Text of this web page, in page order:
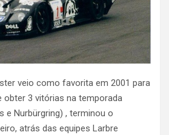
veio como favorita em 2001 para
obter 3 vitórias na temporada
e Nurbürgring) , terminou o
atrás das equipes Larbre